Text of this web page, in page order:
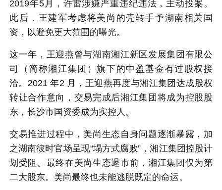
2019年5月，许雷涉嫌严重违纪违法，主动投案。
此后，王建军考虑将美尚的壳转手予湖南相关国
资，以避免更大范围的曝光。
这一年，王迎燕曾与湖南湘江新区发展集团有限公
司（简称湘江集团）旗下的中盈基金有过股权接
洽。2021 年2 月，王迎燕再度与湘江集团达成股权
转让合作意向，交易完成后湘江集团将成为控股股
东，长沙市国资委成为实控人。
交易推进过程中，美尚生态自身问题逐渐暴露，加
之湖南彼时官场呈现“塌方式腐败”，湘江集团控股计
划受阻。最终在美尚生态退市前，湘江集团仅为第
二大股东。美尚最终也未能逃脱既定的命运。